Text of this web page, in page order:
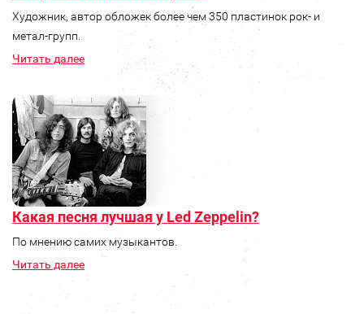
Художник, автор обложек более чем 350 пластинок рок- и
метал-групп.
Читать далее
Какая песня лучшая у Led Zeppelin?
По мнению самих музыкантов.
Читать далее